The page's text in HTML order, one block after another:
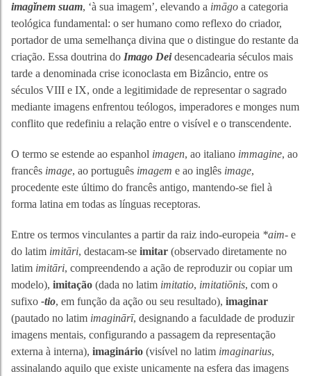
imagĭnem suam, ‘à sua imagem’, elevando a imāgo a categoria
teológica fundamental: o ser humano como reflexo do criador,
portador de uma semelhança divina que o distingue do restante da
criação. Essa doutrina do Imago Deidesencadearia séculos mais
tarde a denominada crise iconoclasta em Bizâncio, entre os
séculos VIII e IX, onde a legitimidade de representar o sagrado
mediante imagens enfrentou teólogos, imperadores e monges num
conflito que redefiniu a relação entre o visível e o transcendente.
O termo se estende ao espanhol imagen, ao italiano immagine, ao
francês image, ao português imagem e ao inglês image,
procedente este último do francês antigo, mantendo-se fiel à
forma latina em todas as línguas receptoras.
Entre os termos vinculantes a partir da raiz indo-europeia *aim- e
do latim imitāri, destacam-se imitar (observado diretamente no
latim imitāri, compreendendo a ação de reproduzir ou copiar um
modelo), imitação (dada no latim imitatio, imitatiōnis, com o
sufixo -tio, em função da ação ou seu resultado), imaginar
(pautado no latim imaginārī, designando a faculdade de produzir
imagens mentais, configurando a passagem da representação
externa à interna), imaginário (visível no latim imaginarius,
assinalando aquilo que existe unicamente na esfera das imagens